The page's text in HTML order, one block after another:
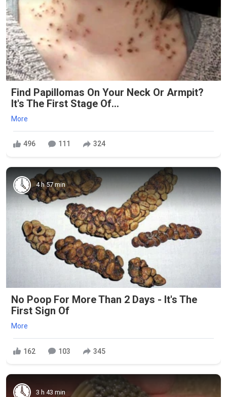
Find Papillomas On Your Neck Or Armpit?
It's The First Stage Of...
More
496 111 324
4 h 57 min
No Poop For More Than 2 Days - It's The
First Sign Of
More
162 103 345
3 h 43 min